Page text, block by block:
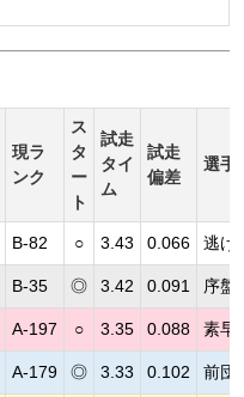
現ラ
ンク
ス
タ
ー
ト
試走
タイ
ム
試走
偏差
選手
B-82 ○ 3.43 0.066 逃げ
B-35 ◎ 3.42 0.091 序盤
A-197 ○ 3.35 0.088 素早
A-179 ◎ 3.33 0.102 前団